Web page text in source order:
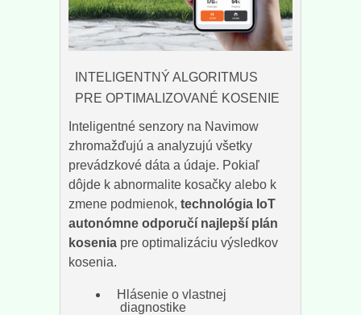
INTELIGENTNÝ ALGORITMUS
PRE OPTIMALIZOVANÉ KOSENIE
Inteligentné senzory na Navimow
zhromažďujú a analyzujú všetky
prevádzkové dáta a údaje. Pokiaľ
dôjde k abnormalite kosačky alebo k
zmene podmienok, technológia IoT
autonómne odporučí najlepší plán
kosenia pre optimalizáciu výsledkov
kosenia.
Hlásenie o vlastnej
diagnostike